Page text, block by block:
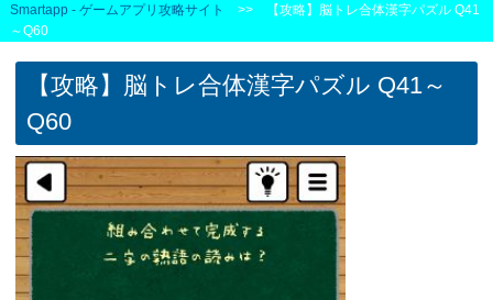
Smartapp - ゲームアプリ攻略サイト
>> 【攻略】脳トレ合体漢字パズル Q41
～Q60
【攻略】脳トレ合体漢字パズル Q41～
Q60